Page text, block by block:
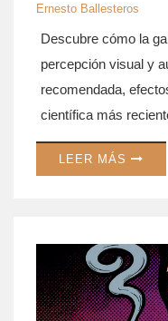
Ernesto Ballesteros
Descubre cómo la
percepción visual y
recomendada,
científica más
LEER MÁS